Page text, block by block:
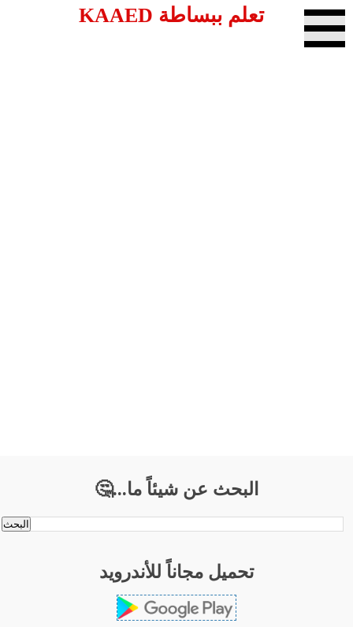
تعلم ببساطة KAAED
البحث عن شيئاً ما...🤔
تحميل مجاناً للأندرويد